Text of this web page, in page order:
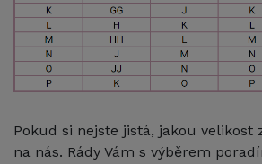
Pokud si nejste jistá, jakou velikost
na nás. Rády Vám s výběrem